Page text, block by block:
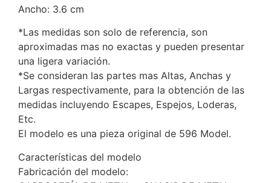
Ancho: 3.6 cm
*Las medidas son solo de referencia, son
aproximadas mas no exactas y pueden presentar
una ligera variación.
*Se consideran las partes mas Altas, Anchas y
Largas respectivamente, para la obtención de las
medidas incluyendo Escapes, Espejos, Loderas,
Etc.
El modelo es una pieza original de 596 Model.
Características del modelo
Fabricación del modelo: